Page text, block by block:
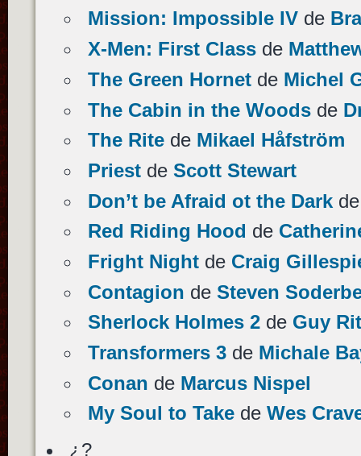
Mission: Impossible IVde
X-Men: First Classde
The Green Hornetde Michel
The Cabin in the Woodsde
The Ritede Mikael Håfström
Priestde Scott Stewart
Don’t be Afraid ot the Dark
Red Riding Hood de
Fright Nightde Craig
Contagion de Steven
Sherlock Holmes 2de Guy
Transformers 3de Michale
Conan de Marcus Nispel
My Soul to Takede Wes
¿?